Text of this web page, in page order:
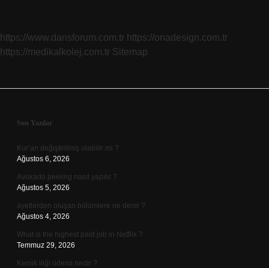
https://www.dansforum.com.tr https://onadesign.com.tr
https://medikalkolej.com.tr Sitemap
Sidebar
Son Yazılar
Kur’an değiştirilmiş olabilir mi ?
Ağustos 6, 2026
Avokado peeling nasıl yapılır ?
Ağustos 5, 2026
ayetlerden oluşan bölümlere ne denir ?
Ağustos 4, 2026
What is the highest paid job in Netflix ?
Temmuz 29, 2026
Kemik iliği ödemi nedir ?